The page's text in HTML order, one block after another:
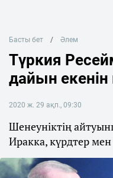
Басты бет Әлем
Түркия
дайын екенін
2020 ж. 29 ақп., 09:30
Шенеуніктің
Иракка, күрдтер